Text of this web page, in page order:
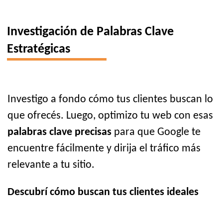
Investigación de Palabras Clave
Estratégicas
Investigo a fondo cómo tus clientes buscan lo
que ofrecés. Luego, optimizo tu web con esas
palabras clave precisas para que Google te
encuentre fácilmente y dirija el tráfico más
relevante a tu sitio.
Descubrí cómo buscan tus clientes ideales